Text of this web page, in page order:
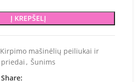
Į KREPŠELĮ
Kirpimo mašinėlių peiliukai ir
priedai , Šunims
Share: